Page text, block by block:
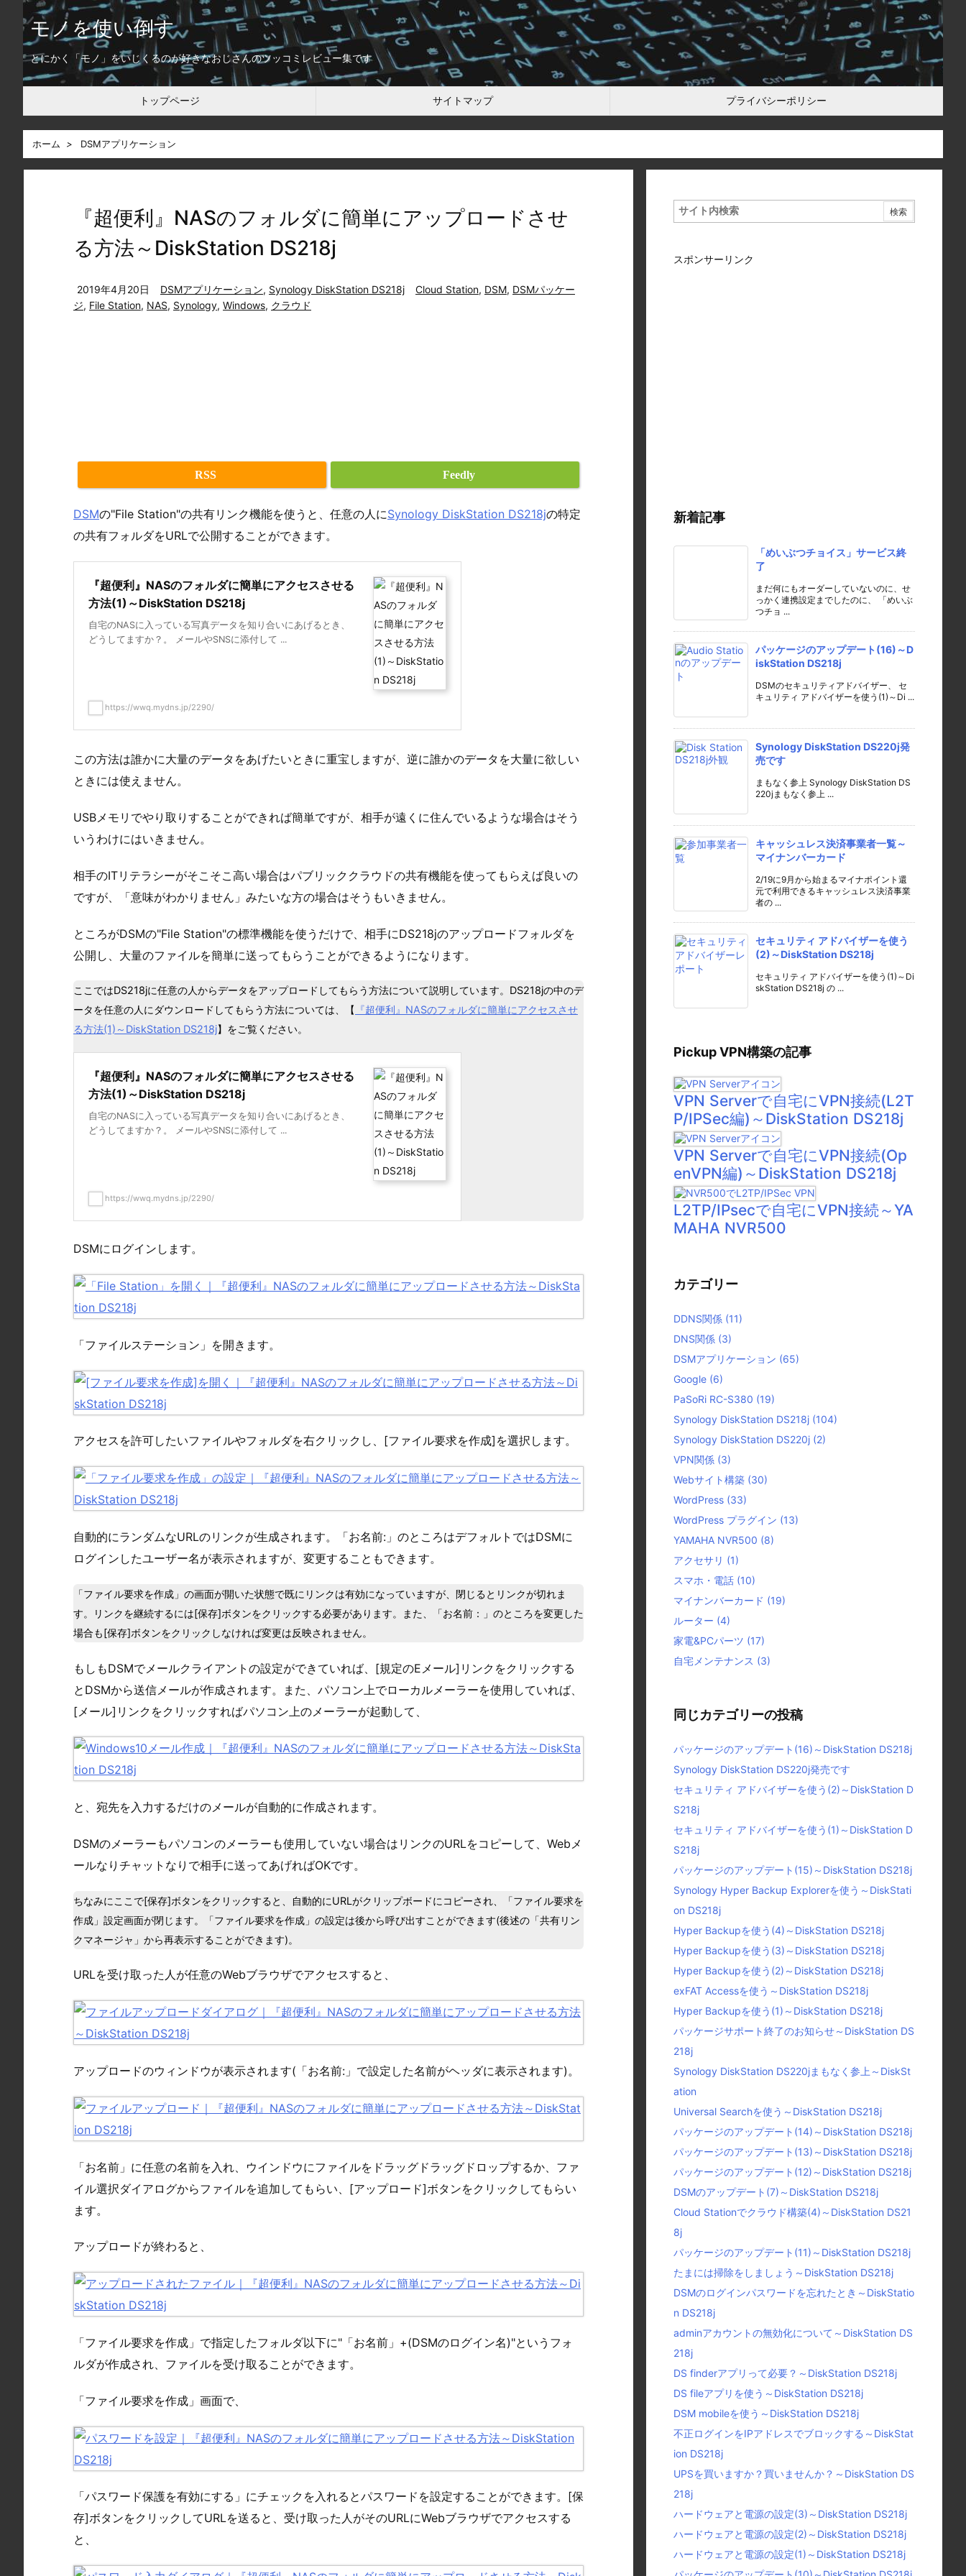
モノを使い倒す
とにかく「モノ」をいじくるのが好きなおじさんのツッコミレビュー集です
トップページ サイトマップ プライバシーポリシー
ホーム > DSMアプリケーション
『超便利』NASのフォルダに簡単にアップロードさせ
る方法～DiskStation DS218j
2019年4月20日 DSMアプリケーション, Synology DiskStation DS218j Cloud Station, DSM, DSMパッケー
ジ, File Station, NAS, Synology, Windows, クラウド
RSS Feedly
DSMの"File Station"の共有リンク機能を使うと、任意の人にSynology DiskStation DS218jの特定
の共有フォルダをURLで公開することができます。
『超便利』NASのフォルダに簡単にアクセスさせる
方法(1)～DiskStation DS218j
自宅のNASに入っている写真データを知り合いにあげるとき、
どうしてますか？。 メールやSNSに添付して ...
https://wwq.mydns.jp/2290/
この方法は誰かに大量のデータをあげたいときに重宝しますが、逆に誰かのデータを大量に欲しい
ときには使えません。
USBメモリでやり取りすることができれば簡単ですが、相手が遠くに住んでいるような場合はそう
いうわけにはいきません。
相手のITリテラシーがそこそこ高い場合はパブリッククラウドの共有機能を使ってもらえば良いの
ですが、「意味がわかりません」みたいな方の場合はそうもいきません。
ところがDSMの"File Station"の標準機能を使うだけで、相手にDS218jのアップロードフォルダを
公開し、大量のファイルを簡単に送ってもらうことができるようになります。
ここではDS218jに任意の人からデータをアップロードしてもらう方法について説明しています。DS218jの中のデ
ータを任意の人にダウンロードしてもらう方法については、【 『超便利』NASのフォルダに簡単にアクセスさせ
る方法(1)～DiskStation DS218j】をご覧ください。
『超便利』NASのフォルダに簡単にアクセスさせる
方法(1)～DiskStation DS218j
自宅のNASに入っている写真データを知り合いにあげるとき、
どうしてますか？。 メールやSNSに添付して ...
https://wwq.mydns.jp/2290/
DSMにログインします。
「ファイルステーション」を開きます。
アクセスを許可したいファイルやフォルダを右クリックし、[ファイル要求を作成]を選択します。
自動的にランダムなURLのリンクが生成されます。「お名前:」のところはデフォルトではDSMに
ログインしたユーザー名が表示されますが、変更することもできます。
「ファイル要求を作成」の画面が開いた状態で既にリンクは有効になっていますが、閉じるとリンクが切れま
す。リンクを継続するには[保存]ボタンをクリックする必要があります。また、「お名前：」のところを変更した
場合も[保存]ボタンをクリックしなければ変更は反映されません。
もしもDSMでメールクライアントの設定ができていれば、[規定のEメール]リンクをクリックする
とDSMから送信メールが作成されます。また、パソコン上でローカルメーラーを使用していれば、
[メール]リンクをクリックすればパソコン上のメーラーが起動して、
と、宛先を入力するだけのメールが自動的に作成されます。
DSMのメーラーもパソコンのメーラーも使用していない場合はリンクのURLをコピーして、Webメ
ールなりチャットなりで相手に送ってあげればOKです。
ちなみにここで[保存]ボタンをクリックすると、自動的にURLがクリップボードにコピーされ、「ファイル要求を
作成」設定画面が閉じます。「ファイル要求を作成」の設定は後から呼び出すことができます(後述の「共有リン
クマネージャ」から再表示することができます)。
URLを受け取った人が任意のWebブラウザでアクセスすると、
アップロードのウィンドウが表示されます(「お名前:」で設定した名前がヘッダに表示されます)。
「お名前」に任意の名前を入れ、ウインドウにファイルをドラッグドラッグドロップするか、ファ
イル選択ダイアログからファイルを追加してもらい、[アップロード]ボタンをクリックしてもらい
ます。
アップロードが終わると、
「ファイル要求を作成」で指定したフォルダ以下に"「お名前」+(DSMのログイン名)"というフォ
ルダが作成され、ファイルを受け取ることができます。
「ファイル要求を作成」画面で、
「パスワード保護を有効にする」にチェックを入れるとパスワードを設定することができます。[保
存]ボタンをクリックしてURLを送ると、受け取った人がそのURLにWebブラウザでアクセスする
と、
スポンサーリンク
新着記事
「めいぶつチョイス」サービス終
了
まだ何にもオーダーしていないのに、せ
っかく連携設定までしたのに、 「めいぶ
つチョ ...
パッケージのアップデート(16)～D
iskStation DS218j
DSMのセキュリティアドバイザー、 セ
キュリティ アドバイザーを使う(1)～Di ...
Synology DiskStation DS220j発
売です
まもなく参上 Synology DiskStation DS
220jまもなく参上 ...
キャッシュレス決済事業者一覧～
マイナンバーカード
2/19に9月から始まるマイナポイント還
元で利用できるキャッシュレス決済事業
者の ...
セキュリティ アドバイザーを使う
(2)～DiskStation DS218j
セキュリティ アドバイザーを使う(1)～Di
skStation DS218j の ...
Pickup VPN構築の記事
VPN Serverで自宅にVPN接続(L2T
P/IPSec編)～DiskStation DS218j
VPN Serverで自宅にVPN接続(Op
enVPN編)～DiskStation DS218j
L2TP/IPsecで自宅にVPN接続～YA
MAHA NVR500
カテゴリー
DDNS関係 (11)
DNS関係 (3)
DSMアプリケーション (65)
Google (6)
PaSoRi RC-S380 (19)
Synology DiskStation DS218j (104)
Synology DiskStation DS220j (2)
VPN関係 (3)
Webサイト構築 (30)
WordPress (33)
WordPress プラグイン (13)
YAMAHA NVR500 (8)
アクセサリ (1)
スマホ・電話 (10)
マイナンバーカード (19)
ルーター (4)
家電&PCパーツ (17)
自宅メンテナンス (3)
同じカテゴリーの投稿
パッケージのアップデート(16)～DiskStation DS218j
Synology DiskStation DS220j発売です
セキュリティ アドバイザーを使う(2)～DiskStation D
S218j
セキュリティ アドバイザーを使う(1)～DiskStation D
S218j
パッケージのアップデート(15)～DiskStation DS218j
Synology Hyper Backup Explorerを使う～DiskStati
on DS218j
Hyper Backupを使う(4)～DiskStation DS218j
Hyper Backupを使う(3)～DiskStation DS218j
Hyper Backupを使う(2)～DiskStation DS218j
exFAT Accessを使う～DiskStation DS218j
Hyper Backupを使う(1)～DiskStation DS218j
パッケージサポート終了のお知らせ～DiskStation DS
218j
Synology DiskStation DS220jまもなく参上～DiskSt
ation
Universal Searchを使う～DiskStation DS218j
パッケージのアップデート(14)～DiskStation DS218j
パッケージのアップデート(13)～DiskStation DS218j
パッケージのアップデート(12)～DiskStation DS218j
DSMのアップデート(7)～DiskStation DS218j
Cloud Stationでクラウド構築(4)～DiskStation DS21
8j
パッケージのアップデート(11)～DiskStation DS218j
たまには掃除をしましょう～DiskStation DS218j
DSMのログインパスワードを忘れたとき～DiskStatio
n DS218j
adminアカウントの無効化について～DiskStation DS
218j
DS finderアプリって必要？～DiskStation DS218j
DS fileアプリを使う～DiskStation DS218j
DSM mobileを使う～DiskStation DS218j
不正ログインをIPアドレスでブロックする～DiskStat
ion DS218j
UPSを買いますか？買いませんか？～DiskStation DS
218j
ハードウェアと電源の設定(3)～DiskStation DS218j
ハードウェアと電源の設定(2)～DiskStation DS218j
ハードウェアと電源の設定(1)～DiskStation DS218j